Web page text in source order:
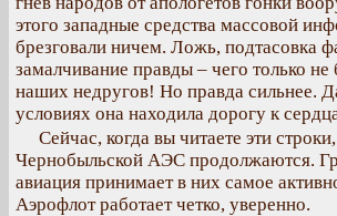
этого западные средства массовой
брезговали ничем. Ложь, подтасовка
замалчивание правды – чего только не
наших недругов! Но правда сильнее.
условиях она находила дорогу к
Сейчас, когда вы читаете эти
Чернобыльской АЭС продолжаются.
авиация принимает в них самое
Аэрофлот работает четко, уверенно.